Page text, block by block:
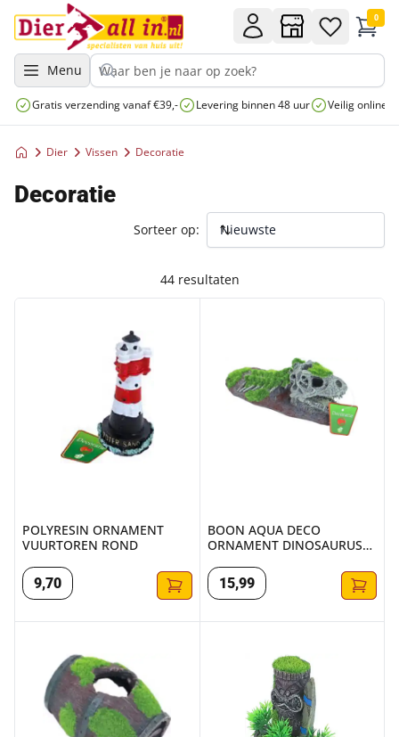
Menu
0
Gratis verzending vanaf €39,- Levering binnen 48 uur Veilig online
Dier Vissen Decoratie
Decoratie
44 resultaten
Sorteer op:
POLYRESIN ORNAMENT
VUURTOREN ROND
9,70
BOON AQUA DECO
ORNAMENT DINOSAURUS
15,99